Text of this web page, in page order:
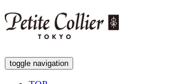
toggle navigation